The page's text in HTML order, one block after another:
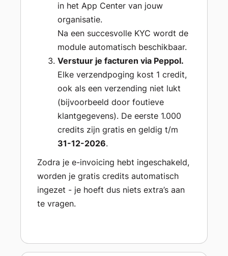
in het App Center van jouw
organisatie.
Na een succesvolle KYC wordt de
module automatisch beschikbaar.
Verstuur je facturen via Peppol.
Elke verzendpoging kost 1 credit,
ook als een verzending niet lukt
(bijvoorbeeld door foutieve
klantgegevens). De eerste 1.000
credits zijn gratis en geldig t/m
31-12-2026.
Zodra je e-invoicing hebt ingeschakeld,
worden je gratis credits automatisch
ingezet - je hoeft dus niets extra’s aan
te vragen.